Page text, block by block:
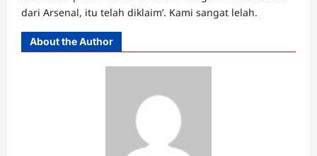
dari Arsenal, itu telah diklaim’. Kami sangat lelah.
About the Author